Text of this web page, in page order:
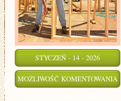
STYCZEŃ - 14 - 2026
MOŻLIWOŚĆ KOMENTOWANIA